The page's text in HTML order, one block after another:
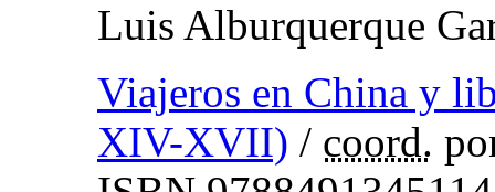
Luis Alburquerque
Viajeros en China y
XIV-XVII) / coord.